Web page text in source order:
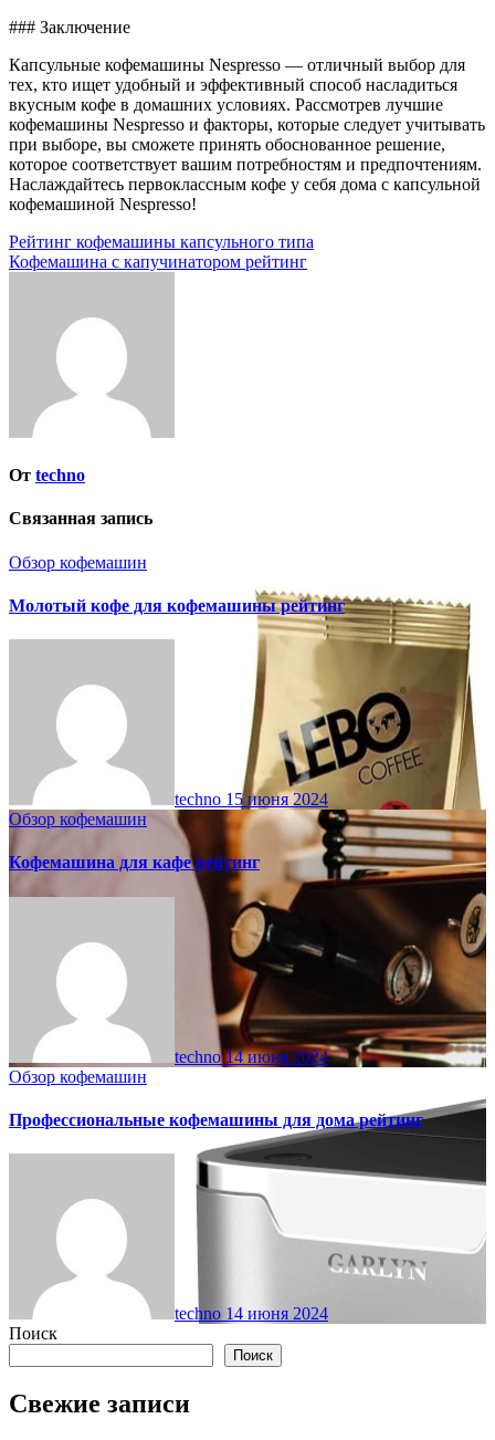
### Заключение
Капсульные кофемашины Nespresso — отличный выбор для
тех, кто ищет удобный и эффективный способ насладиться
вкусным кофе в домашних условиях. Рассмотрев лучшие
кофемашины Nespresso и факторы, которые следует учитывать
при выборе, вы сможете принять обоснованное решение,
которое соответствует вашим потребностям и предпочтениям.
Наслаждайтесь первоклассным кофе у себя дома с капсульной
кофемашиной Nespresso!
Навигация
по
Рейтинг кофемашины капсульного типа
Кофемашина с капучинатором рейтинг
От techno
Связанная запись
Обзор кофемашин
Молотый кофе для кофемашины рейтинг
techno 15 июня 2024
Обзор кофемашин
Кофемашина для кафе рейтинг
techno14 июня 2024
Обзор кофемашин
Профессиональные кофемашины для дома рейтинг
techno 14 июня 2024
Поиск
Поиск
Свежие записи